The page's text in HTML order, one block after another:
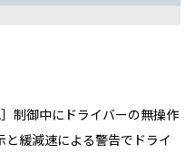
制御中にドライバーの無操作
緩減速による警告でドライ